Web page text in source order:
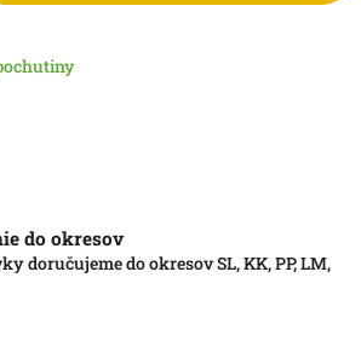
do okresov
doručujeme do okresov SL, KK, PP, LM,